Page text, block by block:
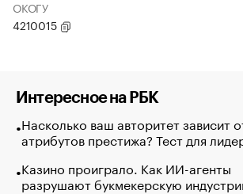
ОКОГУ
4210015
Интересное на РБК
Насколько ваш авторитет зависит
атрибутов престижа? Тест для
Казино проиграло. Как ИИ-агенты
разрушают букмекерскую